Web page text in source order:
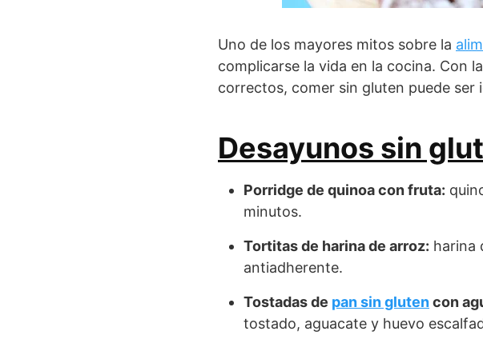
Uno de los mayores mitos sobre la
complicarse la vida en la cocina. Con
correctos, comer sin gluten puede ser
Desayunos sin
Porridge de quinoa con fruta:
minutos.
Tortitas de harina de arroz: harina
antiadherente.
Tostadas de pan sin glutencon
tostado, aguacate y huevo